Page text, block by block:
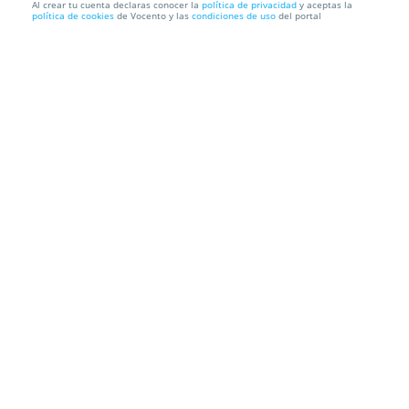
Entrada para Tributo a Sabina de Jimenos Band
Al crear tu cuenta declaras conocer la política de privacidad y aceptas la
política de cookies de Vocento y las condiciones de uso del portal